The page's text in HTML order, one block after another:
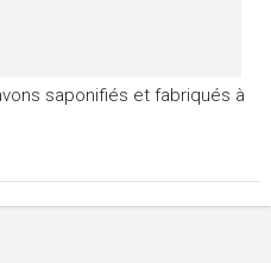
saponifiés et fabriqués à